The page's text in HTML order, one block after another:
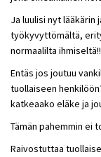
Ja luulisi nyt
työkyvyttömältä,
normaalilta
Entäs jos joutuu
tuollaiseen
katkeaako eläke ja
Tämän pahemmin ei
Raivostuttaa